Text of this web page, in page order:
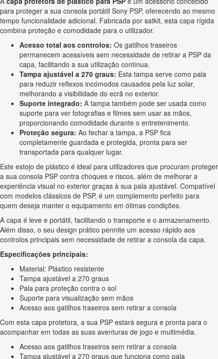
para proteger a sua consola portátil Sony PSP, oferecendo ao mesmo
tempo funcionalidade adicional. Fabricada por satkit, esta capa rígida
combina proteção e comodidade para o utilizador.
Acesso total aos controlos: Os gatilhos traseiros
permanecem acessíveis sem necessidade de retirar a PSP da
capa, facilitando a sua utilização contínua.
Tampa ajustável a 270 graus: Esta tampa serve como pala
para reduzir reflexos incómodos causados pela luz solar,
melhorando a visibilidade do ecrã no exterior.
Suporte integrado: A tampa também pode ser usada como
suporte para ver fotografias e filmes sem usar as mãos,
proporcionando comodidade durante o entretenimento.
Proteção segura: Ao fechar a tampa, a PSP fica
completamente guardada e protegida, pronta para ser
transportada para qualquer lugar.
Este estojo de plástico é ideal para utilizadores que procuram proteger
a sua consola PSP contra choques e riscos, além de melhorar a
experiência visual no exterior graças à sua pala ajustável. Compatível
com modelos clássicos de PSP, é um complemento perfeito para
quem deseja manter o equipamento em ótimas condições.
A capa é leve e portátil, facilitando o transporte e o armazenamento.
Além disso, o seu design prático permite um acesso rápido aos
controlos principais sem necessidade de retirar a consola da capa.
Especificações principais:
Material: Plástico resistente
Tampa ajustável a 270 graus
Pala para proteção contra o sol
Suporte para visualização sem mãos
Acesso aos gatilhos traseiros sem retirar a consola
Com esta capa protetora, a sua PSP estará segura e pronta para o
acompanhar em todas as suas aventuras de jogo e multimédia.
Acesso aos gatilhos traseiros sem retirar a consola
Tampa ajustável a 270 graus que funciona como pala